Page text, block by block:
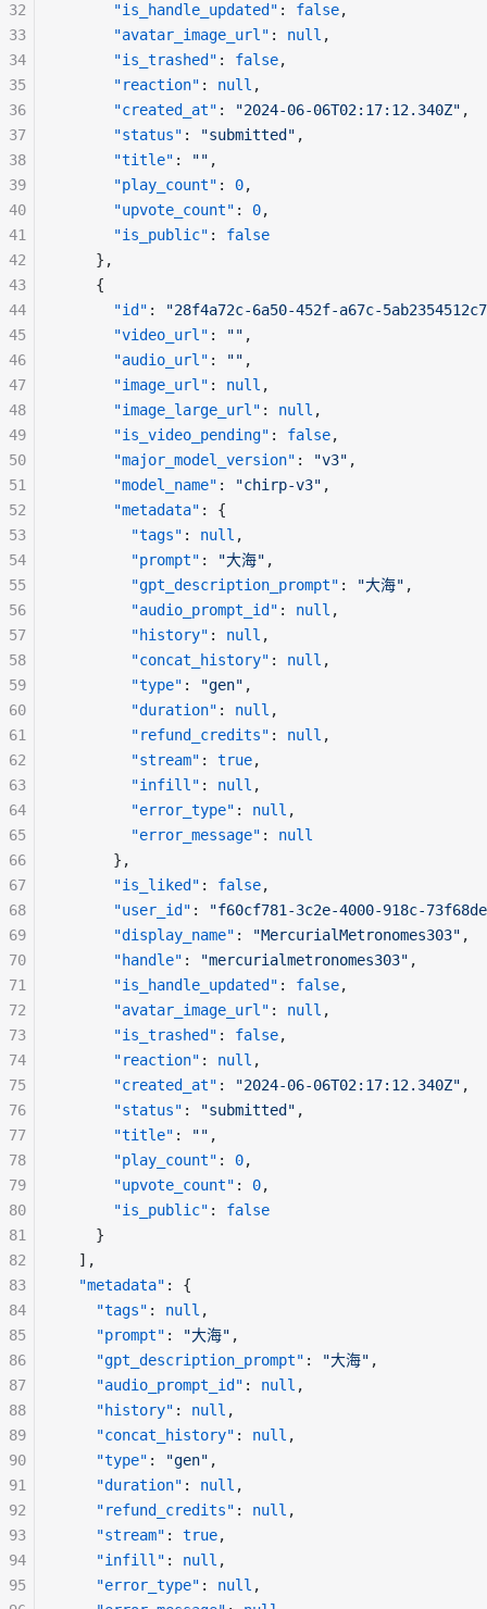
"is_handle_updated" : false,
"avatar_image_url" : null ,
"is_trashed" : false,
"reaction" : null ,
"created_at" : "2024-06-06T02:17:12.340Z" ,
"status" : "submitted" ,
"title" : "" ,
"play_count" : 0,
"upvote_count" : 0,
"is_public" : false
    },
    {
"id" :
"28f4a72c-6a50-452f-a67c-
"video_url" : "" ,
"audio_url" : "" ,
"image_url" : null ,
"image_large_url" : null ,
"is_video_pending" : false,
"major_model_version" : "v3" ,
"model_name" : "chirp-v3" ,
"metadata" : {
"tags" : null ,
"prompt" : "大海" ,
"gpt_description_prompt" : "大海" ,
"audio_prompt_id" : null ,
"history" : null ,
"concat_history" : null ,
"type" : "gen" ,
"duration" : null ,
"refund_credits" : null ,
"stream" : true,
"infill" : null ,
"error_type" : null ,
"error_message" : null
      },
"is_liked" : false,
"user_id" :
"f60cf781-3c2e-4000-918c-
"display_name" : "MercurialMetronomes303" ,
"handle" : "mercurialmetronomes303" ,
"is_handle_updated" : false,
"avatar_image_url" : null ,
"is_trashed" : false,
"reaction" : null ,
"created_at" : "2024-06-06T02:17:12.340Z" ,
"status" : "submitted" ,
"title" : "" ,
"play_count" : 0,
"upvote_count" : 0,
"is_public" : false
    }
  ],
"metadata" : {
"tags" : null ,
"prompt" : "大海" ,
"gpt_description_prompt" : "大海" ,
"audio_prompt_id" : null ,
"history" : null ,
"concat_history" : null ,
"type" : "gen" ,
"duration" : null ,
"refund_credits" : null ,
"stream" : true,
"infill" : null ,
"error_type" : null ,
32
33
34
35
36
37
38
39
40
41
42
43
44
45
46
47
48
49
50
51
52
53
54
55
56
57
58
59
60
61
62
63
64
65
66
67
68
69
70
71
72
73
74
75
76
77
78
79
80
81
82
83
84
85
86
87
88
89
90
91
92
93
94
95